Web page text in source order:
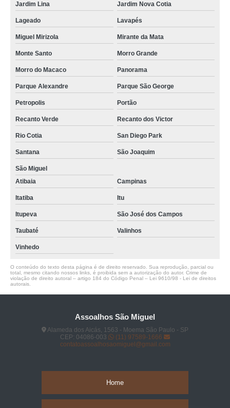
Jardim Lina Jardim Nova Cotia
Lageado Lavapés
Miguel Mirizola Mirante da Mata
Monte Santo Morro Grande
Morro do Macaco Panorama
Parque Alexandre Parque São George
Petropolis Portão
Recanto Verde Recanto dos Victor
Rio Cotia San Diego Park
Santana São Joaquim
São Miguel
Atibaia
Campinas
Itatiba Itu
Itupeva São José dos Campos
Taubaté Valinhos
Vinhedo
O conteúdo do texto desta página é de direito reservado. Sua reprodução, parcial ou
total, mesmo citando nossos links, é proibida sem a autorização do autor. Crime de
violação de direito autoral – artigo 184 do Código Penal – Lei 9610/98 - Lei de direitos
autorais
Assoalhos São Miguel
Alameda dos Aicás, 1563 - Moema São Paulo - SP
CEP: 04086-003
(11) 97589-1666
contatoassoalhosaomiguel@gmail.com
Home